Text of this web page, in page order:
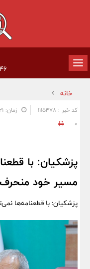
تغییر
وضعیت
ناوبری
۰۶:۳۴:۴۶ ۱۴۰۵/۰۵/۱۷
خانه
کد خبر : 1115478 زمان: ۲۳:۱۰:۲۱ - تاریخ: ۱۴۰۴/۰۳/۲۲
0
پزشکیان: با
مسیر خود
پزشکیان: با قطعنامه‌ها